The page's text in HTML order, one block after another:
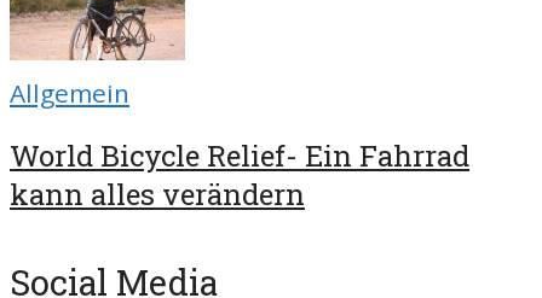
Allgemein
World Bicycle Relief- Ein Fahrrad
kann alles verändern
Social Media